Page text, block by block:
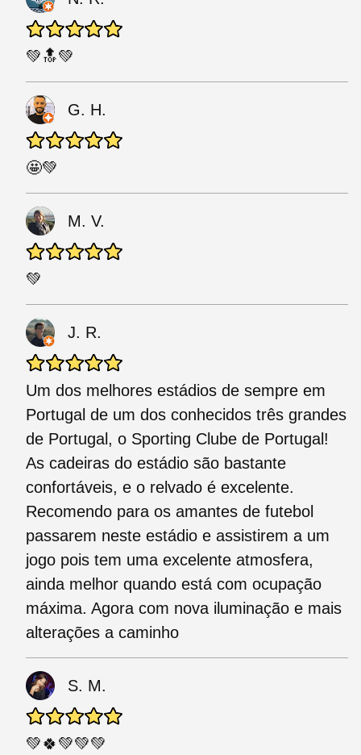
💚🔝💚
G. H.
🤩💚
M. V.
💚
J. R.
Um dos melhores estádios de sempre em
Portugal de um dos conhecidos três grandes
de Portugal, o Sporting Clube de Portugal!
As cadeiras do estádio são bastante
confortáveis, e o relvado é excelente.
Recomendo para os amantes de futebol
passarem neste estádio e assistirem a um
jogo pois tem uma excelente atmosfera,
ainda melhor quando está com ocupação
máxima. Agora com nova iluminação e mais
alterações a caminho
S. M.
💚🍀💚💚💚